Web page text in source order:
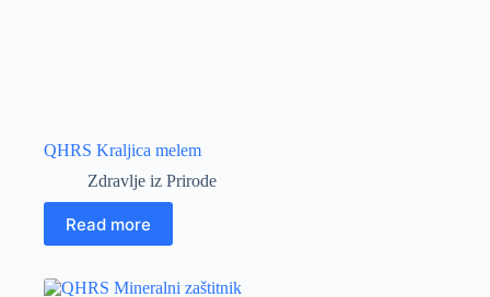
QHRS Kraljica melem
Zdravlje iz Prirode
Read more